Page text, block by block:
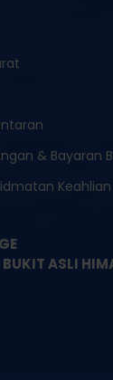
& Bayaran
Keahlian
ASLI